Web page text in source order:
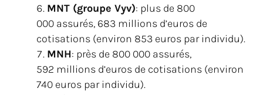
MNT (groupe Vyv): plus de 800
000 assurés, 683 millions d’euros de
cotisations (environ 853 euros par individu).
MNH: près de 800 000 assurés,
592 millions d’euros de cotisations (environ
740 euros par individu).